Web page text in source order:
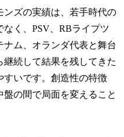
ンズの実績は、若手時代の
なく、PSV、RBライプツ
ナム、オランダ代表と舞台
継続して結果を残してきた
すいです。創造性の特徴
盤の間で局面を変えること